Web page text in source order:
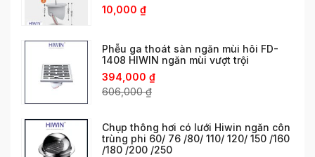
10,000 ₫
Phễu ga thoát sàn ngăn mùi hôi FD-
1408 HIWIN ngăn mùi vượt trội
394,000 ₫
606,000₫
Chụp thông hơi có lưới Hiwin ngăn côn
trùng phi 60/ 76 /80/ 110/ 120/ 150 /160
/180 /200 /250